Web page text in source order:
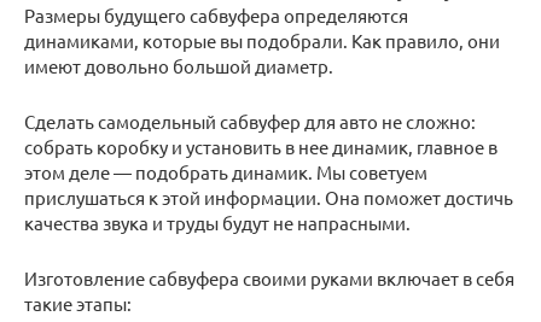
Размеры будущего сабвуфера определяются
динамиками, которые вы подобрали. Как правило, они
имеют довольно большой диаметр.
Сделать самодельный сабвуфер для авто не сложно:
собрать коробку и установить в нее динамик, главное в
этом деле — подобрать динамик. Мы советуем
прислушаться к этой информации. Она поможет достичь
качества звука и труды будут не напрасными.
Изготовление сабвуфера своими руками включает в себя
такие этапы: